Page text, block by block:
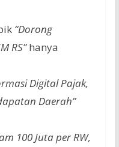
“Dorong
RS”hanya
Digital Pajak,
Daerah”
100 Juta per RW,